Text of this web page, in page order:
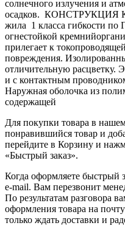
солнечного излучения и
осадков. КОНСТРУКЦИЯ
жила 1 класса гибкости
огнестойкой
прилегает к
повреждения.
отличительную расцветку.
и с контактным
Наружная оболочка из
содержащей
Для покупки товара в
понравившийся товар и
перейдите в Корзину и
«Быстрый заказ».
Когда оформляете
e-mail. Вам перезвонит
По результатам разговора
оформления товара на
только ждать доставки и